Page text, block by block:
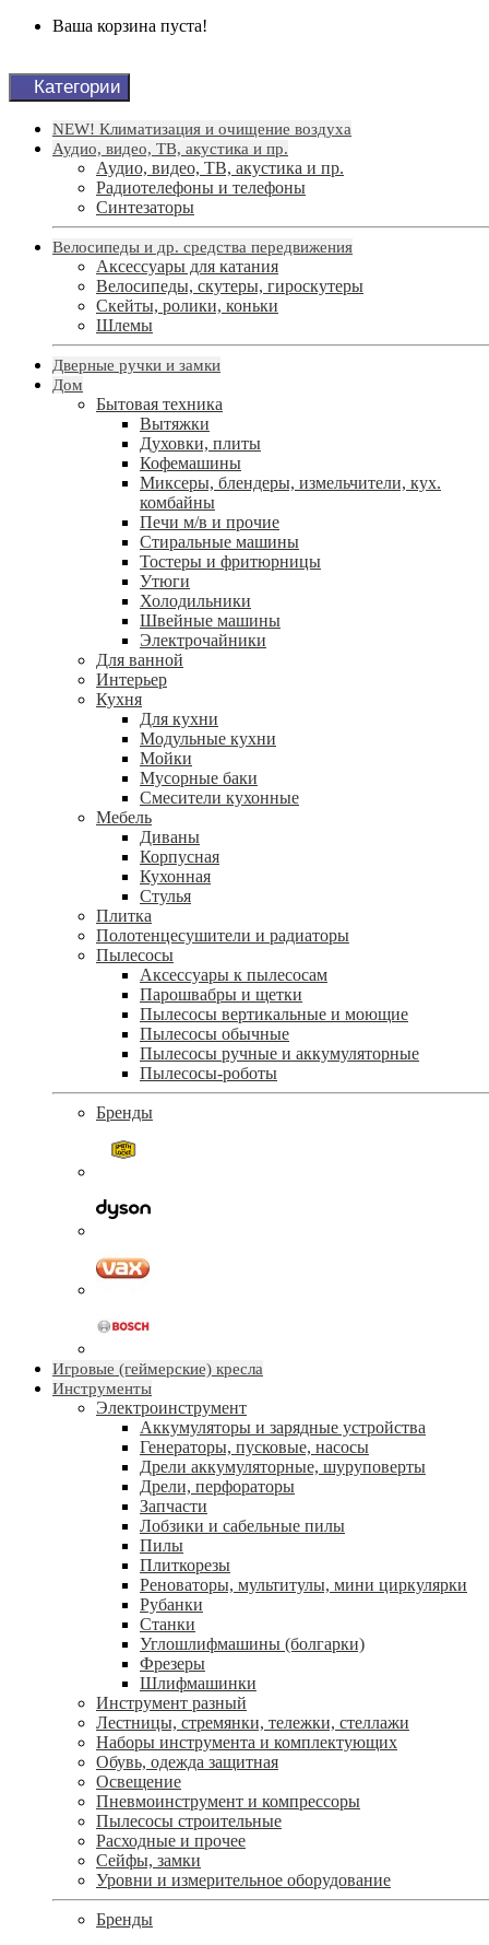
Ваша корзина пуста!
Категории
NEW! Климатизация и очищение воздуха
Аудио, видео, ТВ, акустика и пр.
Аудио, видео, ТВ, акустика и пр.
Радиотелефоны и телефоны
Синтезаторы
Велосипеды и др. средства передвижения
Аксессуары для катания
Велосипеды, скутеры, гироскутеры
Скейты, ролики, коньки
Шлемы
Дверные ручки и замки
Дом
Бытовая техника
Вытяжки
Духовки, плиты
Кофемашины
Миксеры, блендеры, измельчители, кух.
комбайны
Печи м/в и прочие
Стиральные машины
Тостеры и фритюрницы
Утюги
Холодильники
Швейные машины
Электрочайники
Для ванной
Интерьер
Кухня
Для кухни
Модульные кухни
Мойки
Мусорные баки
Смесители кухонные
Мебель
Диваны
Корпусная
Кухонная
Стулья
Плитка
Полотенцесушители и радиаторы
Пылесосы
Аксессуары к пылесосам
Парошвабры и щетки
Пылесосы вертикальные и моющие
Пылесосы обычные
Пылесосы ручные и аккумуляторные
Пылесосы-роботы
Бренды
Игровые (геймерские) кресла
Инструменты
Электроинструмент
Аккумуляторы и зарядные устройства
Генераторы, пусковые, насосы
Дрели аккумуляторные, шуруповерты
Дрели, перфораторы
Запчасти
Лобзики и сабельные пилы
Пилы
Плиткорезы
Реноваторы, мультитулы, мини циркулярки
Рубанки
Станки
Углошлифмашины (болгарки)
Фрезеры
Шлифмашинки
Инструмент разный
Лестницы, стремянки, тележки, стеллажи
Наборы инструмента и комплектующих
Обувь, одежда защитная
Освещение
Пневмоинструмент и компрессоры
Пылесосы строительные
Расходные и прочее
Сейфы, замки
Уровни и измерительное оборудование
Бренды